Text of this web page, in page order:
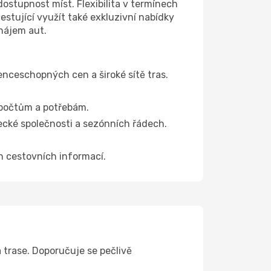
míst. Flexibilita v termínech
využít také exkluzivní nabídky
aut.
cen a široké sítě tras.
a potřebám.
společnosti a sezónních řádech.
cestovních informací.
Doporučuje se pečlivě